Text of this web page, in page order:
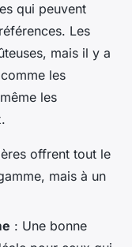
qui peuvent
Les
mais il y a
les
les
offrent tout le
mais à un
: Une bonne